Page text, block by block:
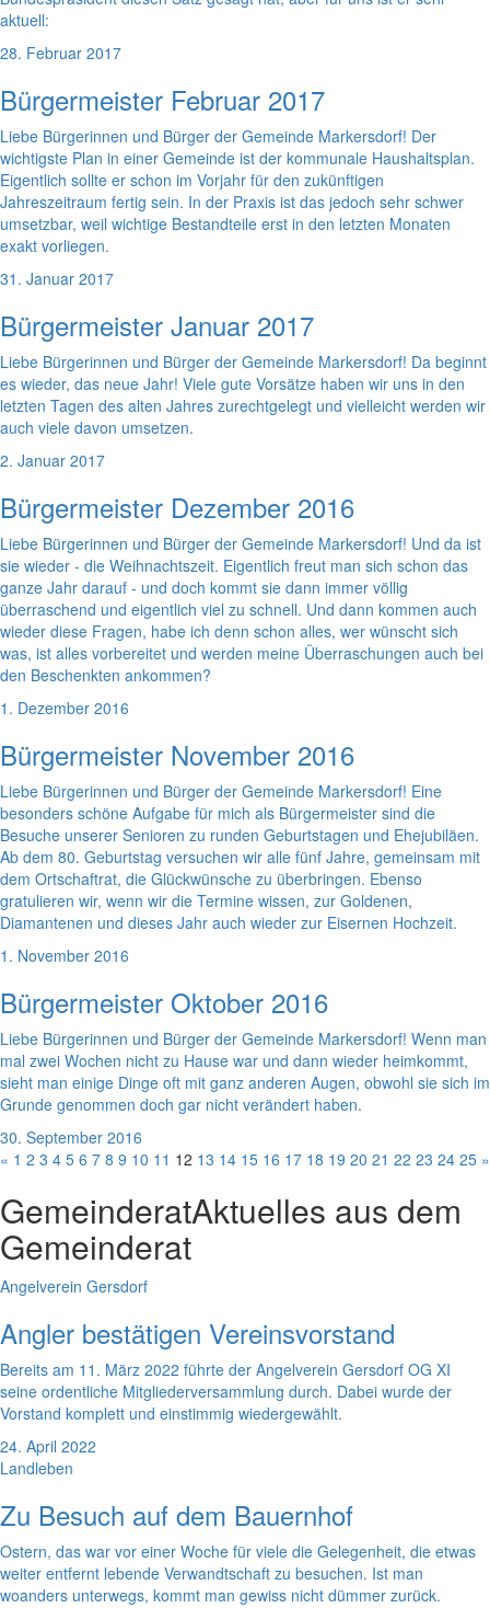
aktuell:
28. Februar 2017
Bürgermeister Februar 2017
Liebe Bürgerinnen und Bürger der Gemeinde Markersdorf! Der
wichtigste Plan in einer Gemeinde ist der kommunale Haushaltsplan.
Eigentlich sollte er schon im Vorjahr für den zukünftigen
Jahreszeitraum fertig sein. In der Praxis ist das jedoch sehr schwer
umsetzbar, weil wichtige Bestandteile erst in den letzten Monaten
exakt vorliegen.
31. Januar 2017
Bürgermeister Januar 2017
Liebe Bürgerinnen und Bürger der Gemeinde Markersdorf! Da beginnt
es wieder, das neue Jahr! Viele gute Vorsätze haben wir uns in den
letzten Tagen des alten Jahres zurechtgelegt und vielleicht werden wir
auch viele davon umsetzen.
2. Januar 2017
Bürgermeister Dezember 2016
Liebe Bürgerinnen und Bürger der Gemeinde Markersdorf! Und da ist
sie wieder - die Weihnachtszeit. Eigentlich freut man sich schon das
ganze Jahr darauf - und doch kommt sie dann immer völlig
überraschend und eigentlich viel zu schnell. Und dann kommen auch
wieder diese Fragen, habe ich denn schon alles, wer wünscht sich
was, ist alles vorbereitet und werden meine Überraschungen auch bei
den Beschenkten ankommen?
1. Dezember 2016
Bürgermeister November 2016
Liebe Bürgerinnen und Bürger der Gemeinde Markersdorf! Eine
besonders schöne Aufgabe für mich als Bürgermeister sind die
Besuche unserer Senioren zu runden Geburtstagen und Ehejubiläen.
Ab dem 80. Geburtstag versuchen wir alle fünf Jahre, gemeinsam mit
dem Ortschaftrat, die Glückwünsche zu überbringen. Ebenso
gratulieren wir, wenn wir die Termine wissen, zur Goldenen,
Diamantenen und dieses Jahr auch wieder zur Eisernen Hochzeit.
1. November 2016
Bürgermeister Oktober 2016
Liebe Bürgerinnen und Bürger der Gemeinde Markersdorf! Wenn man
mal zwei Wochen nicht zu Hause war und dann wieder heimkommt,
sieht man einige Dinge oft mit ganz anderen Augen, obwohl sie sich im
Grunde genommen doch gar nicht verändert haben.
30. September 2016
« 1 2 3 4 5 6 7 8 9 10 11 12 13 14 15 16 17 18 19 20 21 22 23 24 25 »
GemeinderatAktuelles aus dem
Gemeinderat
Angelverein Gersdorf
Angler bestätigen Vereinsvorstand
Bereits am 11. März 2022 führte der Angelverein Gersdorf OG XI
seine ordentliche Mitgliederversammlung durch. Dabei wurde der
Vorstand komplett und einstimmig wiedergewählt.
24. April 2022
Landleben
Zu Besuch auf dem Bauernhof
Ostern, das war vor einer Woche für viele die Gelegenheit, die etwas
weiter entfernt lebende Verwandtschaft zu besuchen. Ist man
woanders unterwegs, kommt man gewiss nicht dümmer zurück.